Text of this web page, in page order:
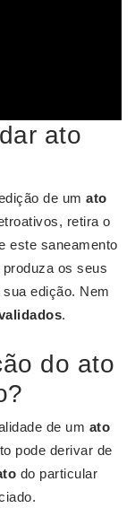
ato
de um ato
retira o
este saneamento
os seus
edição. Nem
.
do ato
de um ato
pode derivar de
do particular